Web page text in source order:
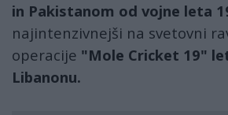
in Pakistanom od vojne leta
najintenzivnejši na svetovni
operacije "Mole Cricket 19"
Libanonu.